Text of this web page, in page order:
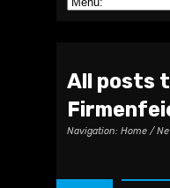
All posts
Navigation: Home /